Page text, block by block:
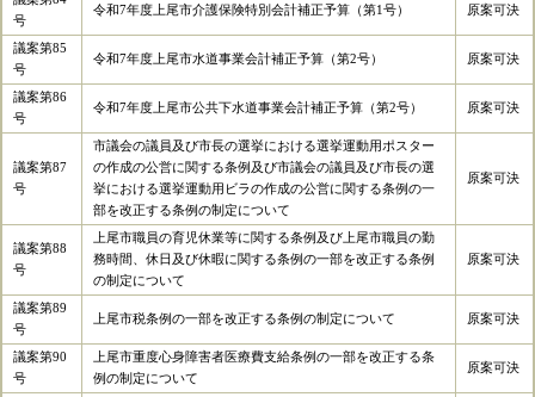
号
令和7年度上尾市介護保険特別会計補正予算（第1号） 原案可決
議案第85
号
令和7年度上尾市水道事業会計補正予算（第2号） 原案可決
議案第86
号
令和7年度上尾市公共下水道事業会計補正予算（第2号） 原案可決
議案第87
号
市議会の議員及び市長の選挙における選挙運動用ポスター
の作成の公営に関する条例及び市議会の議員及び市長の選
挙における選挙運動用ビラの作成の公営に関する条例の一
部を改正する条例の制定について
原案可決
議案第88
号
上尾市職員の育児休業等に関する条例及び上尾市職員の勤
務時間、休日及び休暇に関する条例の一部を改正する条例
の制定について
原案可決
議案第89
号
上尾市税条例の一部を改正する条例の制定について 原案可決
議案第90
号
上尾市重度心身障害者医療費支給条例の一部を改正する条
例の制定について
原案可決